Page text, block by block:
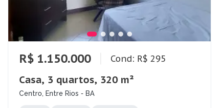
R$ 1.150.000 Cond: R$ 295
Casa, 3 quartos, 320 m²
Centro, Entre Rios - BA